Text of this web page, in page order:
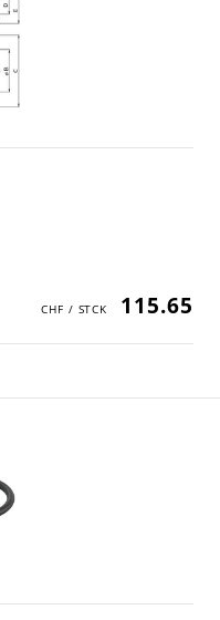
115.65